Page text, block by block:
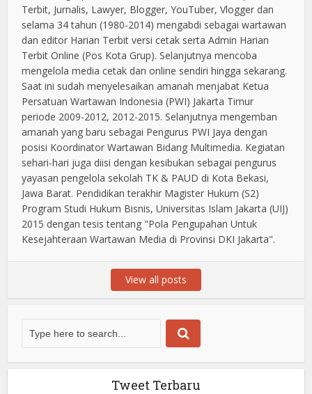
Terbit, Jurnalis, Lawyer, Blogger, YouTuber, Vlogger dan
selama 34 tahun (1980-2014) mengabdi sebagai wartawan
dan editor Harian Terbit versi cetak serta Admin Harian
Terbit Online (Pos Kota Grup). Selanjutnya mencoba
mengelola media cetak dan online sendiri hingga sekarang.
Saat ini sudah menyelesaikan amanah menjabat Ketua
Persatuan Wartawan Indonesia (PWI) Jakarta Timur
periode 2009-2012, 2012-2015. Selanjutnya mengemban
amanah yang baru sebagai Pengurus PWI Jaya dengan
posisi Koordinator Wartawan Bidang Multimedia. Kegiatan
sehari-hari juga diisi dengan kesibukan sebagai pengurus
yayasan pengelola sekolah TK & PAUD di Kota Bekasi,
Jawa Barat. Pendidikan terakhir Magister Hukum (S2)
Program Studi Hukum Bisnis, Universitas Islam Jakarta (UIJ)
2015 dengan tesis tentang "Pola Pengupahan Untuk
Kesejahteraan Wartawan Media di Provinsi DKI Jakarta".
View all posts
Tweet Terbaru